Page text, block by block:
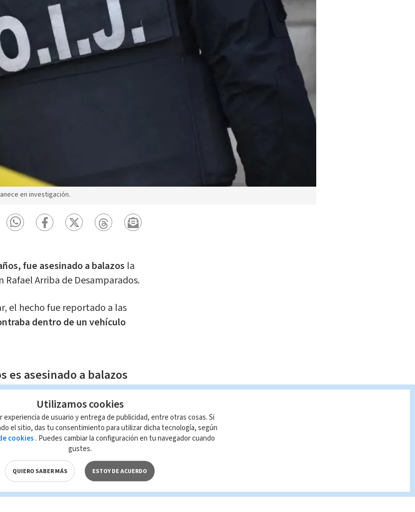
en investigación.
fue asesinado a balazos la
Arriba de Desamparados.
el hecho fue reportado a las
dentro de un vehículo
es asesinado a balazos
autoridades, dos sujetos que
interceptaron al hombre y,
ocasiones.
Utilizamos cookies
experiencia de usuario y entrega de publicidad, entre otras cosas. Si
el sitio, das tu consentimiento para utilizar dicha tecnología, según
cookies . Puedes cambiar la configuración en tu navegador cuando
gustes.
QUIERO SABER MÁS ESTOY DE ACUERDO